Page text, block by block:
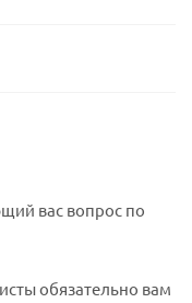
вас вопрос по
обязательно вам